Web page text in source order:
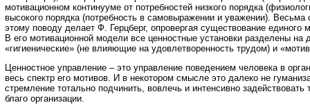
мотивационном континууме от потребностей низкого порядка
высокого порядка (потребность в самовыражении и уважении). Весьма
этому поводу делает Ф. Герцберг, опровергая существование единого
В его мотивационной модели все ценностные установки разделены на
«гигиенические» (не влияющие на удовлетворенность трудом) и
Ценностное управление – это управление поведением человека в
весь спектр его мотивов. И в некотором смысле это далеко не
стремление тотально подчинить, вовлечь и интенсивно
благо организации.